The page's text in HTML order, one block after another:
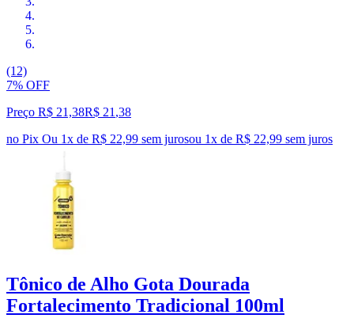
(12)
7% OFF
Preço R$ 21,38R$ 21 ,38
no Pix Ou 1x de R$ 22,99 sem jurosou 1x de R$ 22,99 sem juros
Tônico de Alho Gota Dourada
Fortalecimento Tradicional 100ml